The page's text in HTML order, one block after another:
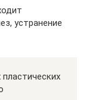
устранение